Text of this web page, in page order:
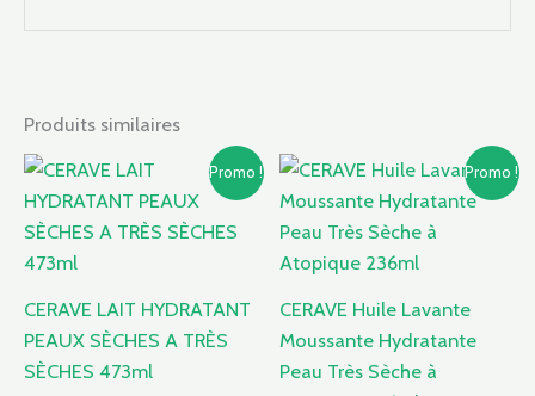
Produits similaires
Promo !
CERAVE LAIT HYDRATANT
PEAUX SÈCHES A TRÈS
SÈCHES 473ml
Le
initial
était :
Le
prix
est :
159,68 Dhs.
Promo !
CERAVE Huile Lavante
Moussante Hydratante
Peau Très Sèche à
Le
initial
était :
156,60 Dhs.
Le
prix
actuel